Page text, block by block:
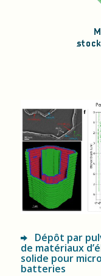
Dépôt par
de matériaux
solide pour
batteries